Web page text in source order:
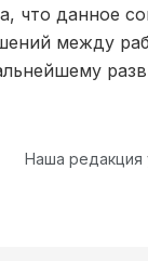
что данное
между
Наша редакция